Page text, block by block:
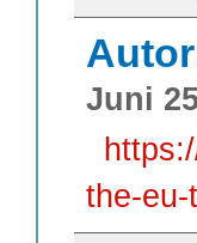
Juni
the-